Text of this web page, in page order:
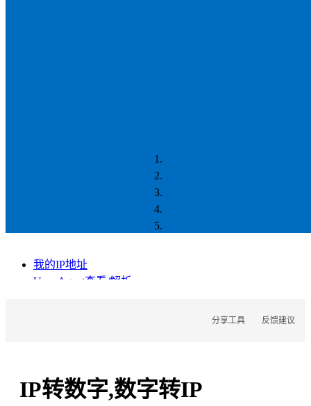
我的IP地址
User-Agent查看/解析
HTTP头转JSON
分享工具 反馈建议
IP转数字,数字转IP